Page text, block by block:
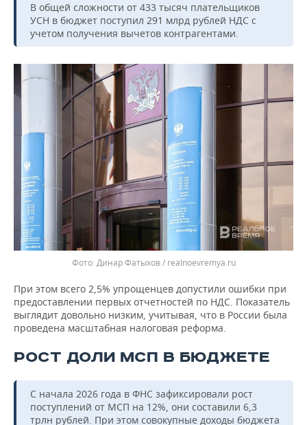
В общей сложности от 433 тысяч плательщиков
УСН в бюджет поступил 291 млрд рублей НДС с
учетом получения вычетов контрагентами.
Динар Фатыхов / realnoevremya.ru
При этом всего 2,5% упрощенцев допустили ошибки при
предоставлении первых отчетностей по НДС. Показатель
выглядит довольно низким, учитывая, что в России была
проведена масштабная налоговая реформа.
РОСТ ДОЛИ МСП В БЮДЖЕТЕ
С начала 2026 года в ФНС зафиксировали рост
поступлений от МСП на 12%, они составили 6,3
трлн рублей. При этом совокупные доходы бюджета